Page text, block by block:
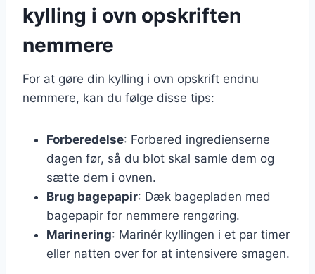
kylling i ovn opskriften
nemmere
For at gøre din kylling i ovn opskrift endnu
nemmere, kan du følge disse tips:
Forberedelse: Forbered ingredienserne
dagen før, så du blot skal samle dem og
sætte dem i ovnen.
Brug bagepapir: Dæk bagepladen med
bagepapir for nemmere rengøring.
Marinering: Marinér kyllingen i et par timer
eller natten over for at intensivere smagen.